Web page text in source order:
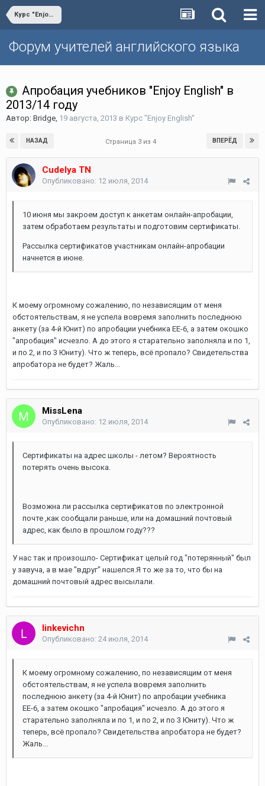
Курс "Enjoy English"
Форум учителей английского языка
Апробация учебников "Enjoy English" в
2013/14 году
Автор: Bridge, 19 августа, 2013 в Курс "Enjoy English"
НАЗАД ВПЕРЁД
Страница 3 из 4
Cudelya TN
Опубликовано: 12 июля, 2014
10 июня мы закроем доступ к анкетам онлайн-апробации,
затем обработаем результаты и подготовим сертификаты.
Рассылка сертификатов участникам онлайн-апробации
начнется в июне.
К моему огромному сожалению, по независящим от меня
обстоятельствам, я не успела вовремя заполнить последнюю
анкету (за 4-й Юнит) по апробации учебника ЕЕ-6, а затем окошко
"апробация" исчезло. А до этого я старательно заполняла и по 1,
и по 2, и по 3 Юниту). Что ж теперь, всё пропало? Свидетельства
апробатора не будет? Жаль...
MissLena
Опубликовано: 12 июля, 2014
Сертификаты на адрес школы - летом? Вероятность
потерять очень высока.
Возможна ли рассылка сертификатов по электронной
почте ,как сообщали раньше, или на домашний почтовый
адрес, как было в прошлом году???
У нас так и произошло- Сертификат целый год "потерянный" был
у завуча, а в мае "вдруг" нашелся.Я то же за то, что бы на
домашний почтовый адрес высылали.
linkevichn
Опубликовано: 24 июля, 2014
К моему огромному сожалению, по независящим от меня
обстоятельствам, я не успела вовремя заполнить
последнюю анкету (за 4-й Юнит) по апробации учебника
ЕЕ-6, а затем окошко "апробация" исчезло. А до этого я
старательно заполняла и по 1, и по 2, и по 3 Юниту). Что ж
теперь, всё пропало? Свидетельства апробатора не будет?
Жаль...